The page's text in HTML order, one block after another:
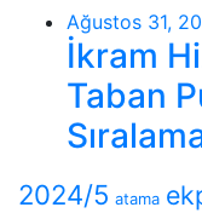
Ağustos 31,
İkram
Taban
2024/5 atama